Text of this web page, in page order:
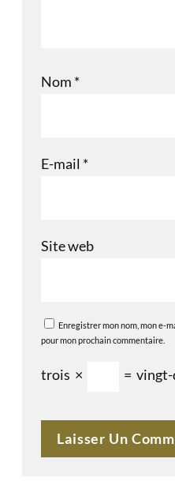
Nom *
E-mail *
Site web
Enregistrer mon nom, mon e-
pour mon prochain commentaire.
trois × =